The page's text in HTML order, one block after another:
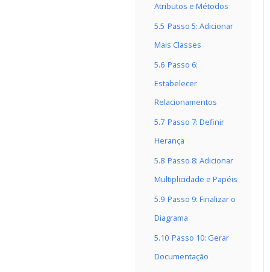
Atributos e Métodos
5.5 Passo 5: Adicionar
Mais Classes
5.6 Passo 6:
Estabelecer
Relacionamentos
5.7 Passo 7: Definir
Herança
5.8 Passo 8: Adicionar
Multiplicidade e Papéis
5.9 Passo 9: Finalizar o
Diagrama
5.10 Passo 10: Gerar
Documentação